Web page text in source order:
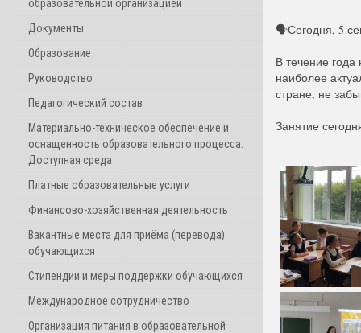
образовательной организацией
Документы
Образование
Руководство
Педагогический состав
Материально-техническое обеспечение и
оснащенность образовательного процесса.
Доступная среда
Платные образовательные услуги
Финансово-хозяйственная деятельность
Вакантные места для приёма (перевода)
обучающихся
Стипендии и меры поддержки обучающихся
Международное сотрудничество
Организация питания в образовательной
🗣Сегодня, 5
В течение года
наиболее
стране, не
Занятие